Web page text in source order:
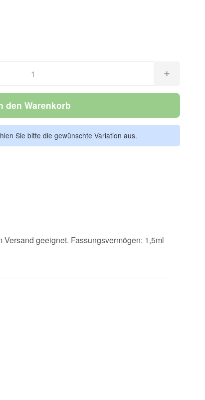
den Warenkorb
Sie bitte die gewünschte Variation aus.
geeignet. Fassungsvermögen: 1,5ml